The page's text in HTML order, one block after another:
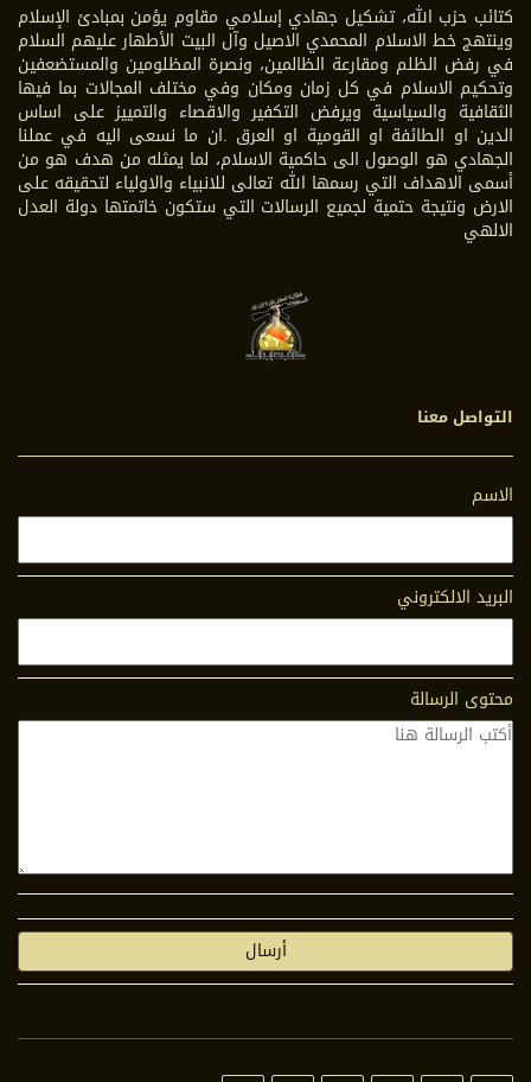
كتائب حزب الله، تشكيل جهادي إسلامي مقاوم يؤمن بمبادئ الإسلام
وينتهج خط الاسلام المحمدي الاصيل وآل البيت الأطهار عليهم السلام
في رفض الظلم ومقارعة الظالمين، ونصرة المظلومين والمستضعفين
وتحكيم الاسلام في كل زمان ومكان وفي مختلف المجالات بما فيها
الثقافية والسياسية ويرفض التكفير والاقصاء والتمييز على اساس
الدين او الطائفة او القومية او العرق .ان ما نسعى اليه في عملنا
الجهادي هو الوصول الى حاكمية الاسلام، لما يمثله من هدف هو من
أسمى الاهداف التي رسمها الله تعالى للانبياء والاولياء لتحقيقه على
الارض ونتيجة حتمية لجميع الرسالات التي ستكون خاتمتها دولة العدل
الالهي
التواصل معنا
الاسم
البريد الالكتروني
محتوى الرسالة